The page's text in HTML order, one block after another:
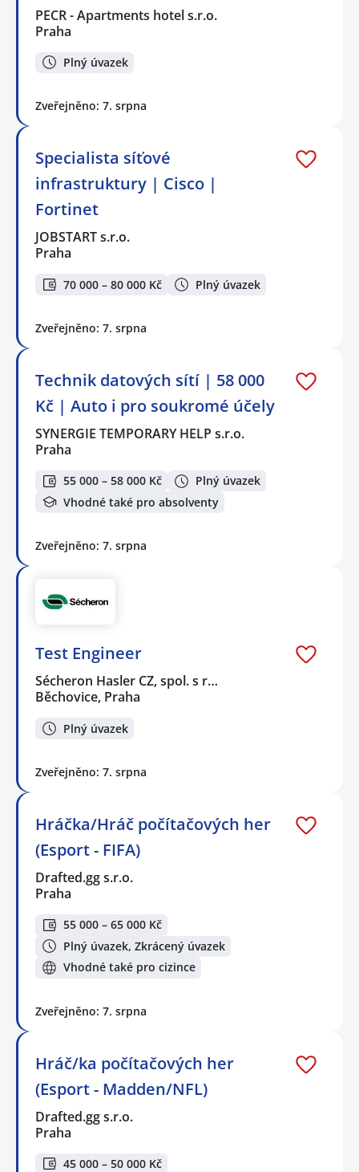
PECR - Apartments hotel s.r.o.
Praha
Plný úvazek
Zveřejněno: 7. srpna
Specialista síťové
infrastruktury | Cisco |
Fortinet
JOBSTART s.r.o.
Praha
70 000 – 80 000 Kč Plný úvazek
Zveřejněno: 7. srpna
Technik datových sítí | 58 000
Kč | Auto i pro soukromé účely
SYNERGIE TEMPORARY HELP s.r.o.
Praha
55 000 – 58 000 Kč
Plný úvazek
Vhodné také pro absolventy
Zveřejněno: 7. srpna
Test Engineer
Sécheron Hasler CZ, spol. s r…
Běchovice, Praha
Plný úvazek
Zveřejněno: 7. srpna
Hráčka/Hráč počítačových her
(Esport - FIFA)
Drafted.gg s.r.o.
Praha
55 000 – 65 000 Kč
Plný úvazek, Zkrácený úvazek
Vhodné také pro cizince
Zveřejněno: 7. srpna
Hráč/ka počítačových her
(Esport - Madden/NFL)
Drafted.gg s.r.o.
Praha
45 000 – 50 000 Kč